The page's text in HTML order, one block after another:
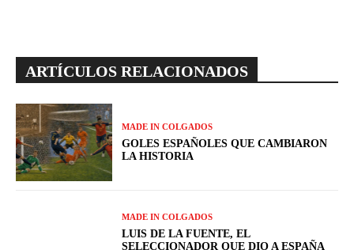
ARTÍCULOS RELACIONADOS
MADE IN COLGADOS
GOLES ESPAÑOLES QUE CAMBIARON
LA HISTORIA
MADE IN COLGADOS
LUIS DE LA FUENTE, EL
SELECCIONADOR QUE DIO A ESPAÑA